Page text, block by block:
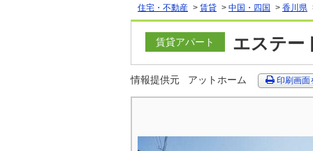
住宅・不動産 > 賃貸 > 中国・四国 > 香川県
賃貸アパート エステー
情報提供元 アットホーム 印刷画面